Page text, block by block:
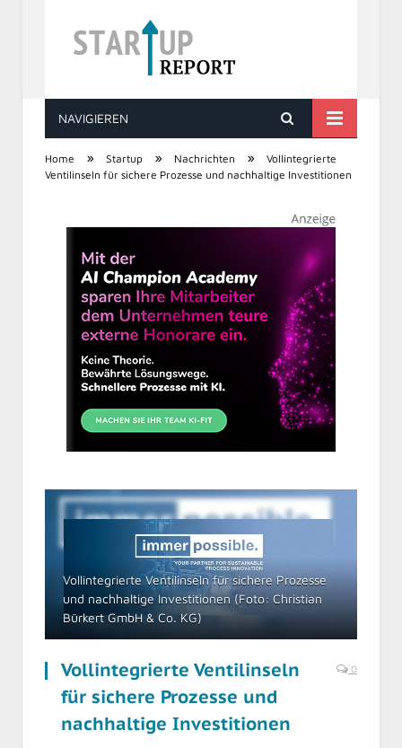
STARTUP REPORT
NAVIGIEREN
Home » Startup » Nachrichten »
Vollintegrierte
Ventilinseln für sichere Prozesse und nachhaltige Investitionen
Vollintegrierte Ventilinseln für sichere Prozesse
und nachhaltige Investitionen (Foto: Christian
Bürkert GmbH & Co. KG)
Vollintegrierte Ventilinseln
für sichere Prozesse und
nachhaltige Investitionen
0